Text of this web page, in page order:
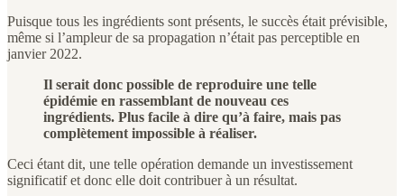
Puisque tous les ingrédients sont présents, le succès était prévisible,
même si l’ampleur de sa propagation n’était pas perceptible en
janvier 2022.
Il serait donc possible de reproduire une telle
épidémie en rassemblant de nouveau ces
ingrédients. Plus facile à dire qu’à faire, mais pas
complètement impossible à réaliser.
Ceci étant dit, une telle opération demande un investissement
significatif et donc elle doit contribuer à un résultat.